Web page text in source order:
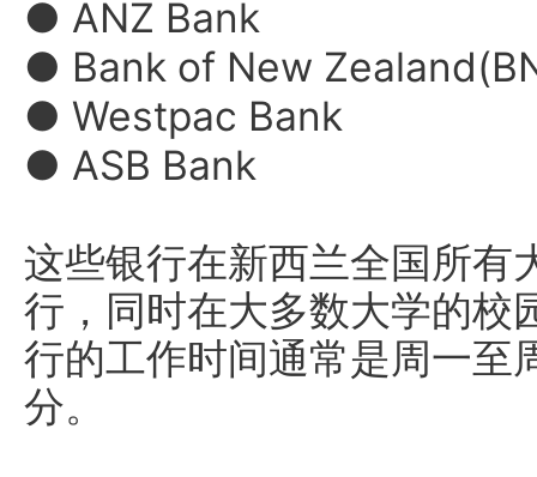
● ANZ Bank
● Bank of New
● Westpac Bank
● ASB Bank
这些银行在新西兰全国所有
行，同时在大多数大学的校
行的工作时间通常是周一
分。